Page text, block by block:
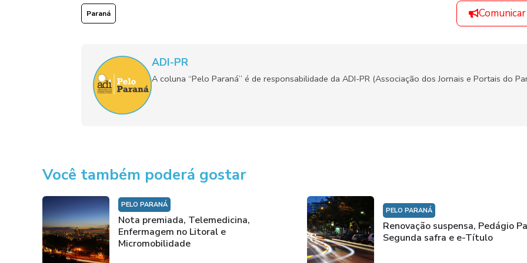
Paraná
ADI-PR
A coluna “Pelo Paraná” é de responsabilidade da ADI-PR (Associação dos Jornais e Portais do
Você também poderá gostar
PELO PARANÁ
Nota premiada, Telemedicina,
Enfermagem no Litoral e
Micromobilidade
PELO PARANÁ
Renovação suspensa, Pedágio
Segunda safra e e-Título